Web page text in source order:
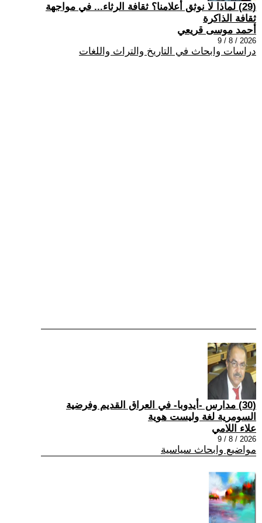
(29) لماذا لا نوثق أعلامنا؟ ثقافة الرثاء... في مواجهة
ثقافة الذاكرة
أحمد موسى قريعي
2026 / 8 / 9
دراسات وابحاث في التاريخ والتراث واللغات
(30) مدارس -أيدوبا- في العراق القديم وفرضية
السومرية لغة وليست هوية
علاء اللامي
2026 / 8 / 9
مواضيع وابحاث سياسية